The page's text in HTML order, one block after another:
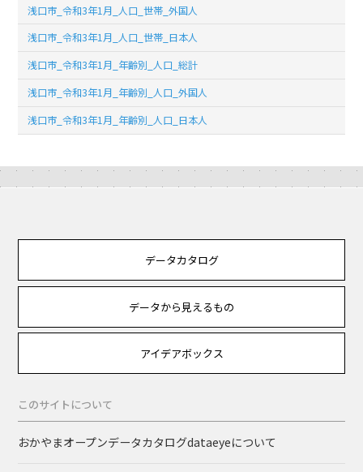
浅口市_令和3年1月_人口_世帯_外国人
浅口市_令和3年1月_人口_世帯_日本人
浅口市_令和3年1月_年齢別_人口_総計
浅口市_令和3年1月_年齢別_人口_外国人
浅口市_令和3年1月_年齢別_人口_日本人
データカタログ
データから見えるもの
アイデアボックス
このサイトについて
おかやまオープンデータカタログdataeyeについて